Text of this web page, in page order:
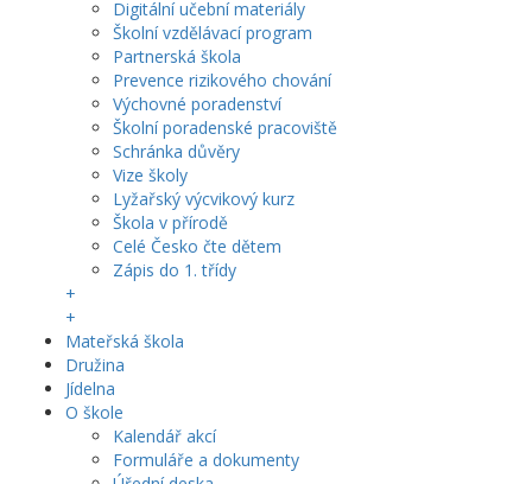
Digitální učební materiály
Školní vzdělávací program
Partnerská škola
Prevence rizikového chování
Výchovné poradenství
Školní poradenské pracoviště
Schránka důvěry
Vize školy
Lyžařský výcvikový kurz
Škola v přírodě
Celé Česko čte dětem
Zápis do 1. třídy
+
+
Mateřská škola
Družina
Jídelna
O škole
Kalendář akcí
Formuláře a dokumenty